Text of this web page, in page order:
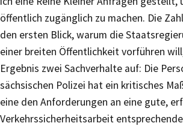
öffentlich zugänglich zu machen. Die
den ersten Blick, warum die
einer breiten Öffentlichkeit vorführen
Ergebnis zwei Sachverhalte auf: Die
sächsischen Polizei hat ein kritisches
eine den Anforderungen an eine gute,
Verkehrssicherheitsarbeit